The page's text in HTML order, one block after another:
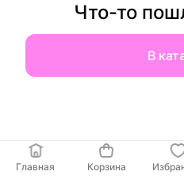
Что-то
В
Главная Корзина